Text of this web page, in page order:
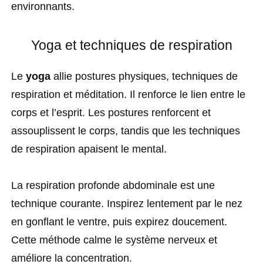
environnants.
Yoga et techniques de respiration
Le yoga allie postures physiques, techniques de
respiration et méditation. Il renforce le lien entre le
corps et l’esprit. Les postures renforcent et
assouplissent le corps, tandis que les techniques
de respiration apaisent le mental.
La respiration profonde abdominale est une
technique courante. Inspirez lentement par le nez
en gonflant le ventre, puis expirez doucement.
Cette méthode calme le système nerveux et
améliore la concentration.